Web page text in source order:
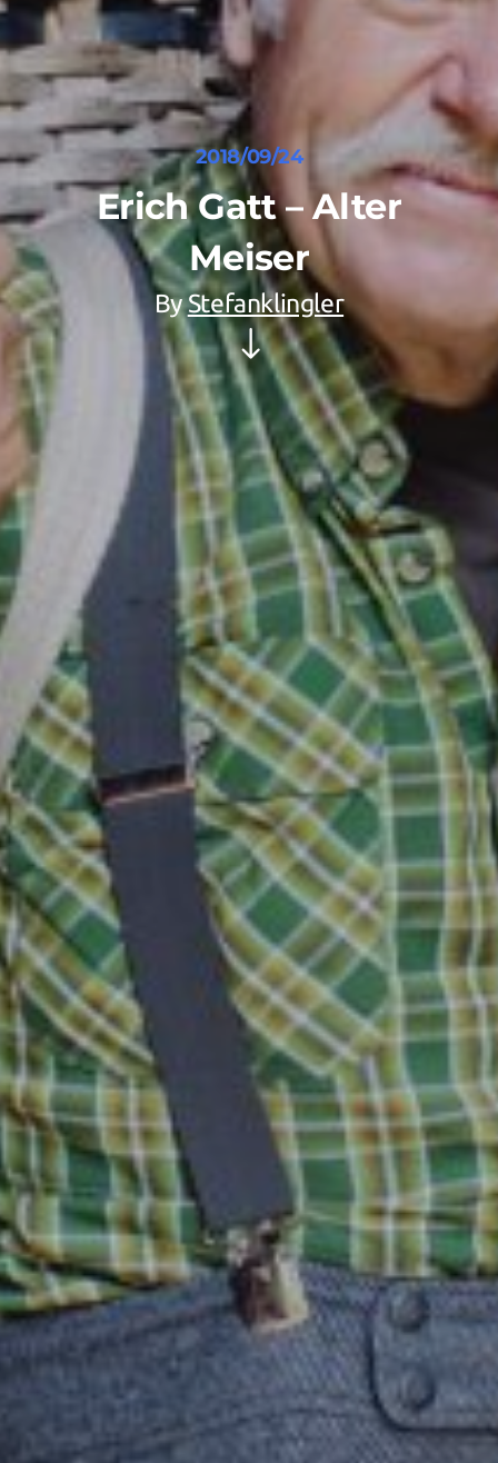
2018/09/24
Erich Gatt – Alter
Meiser
ByStefanklingler